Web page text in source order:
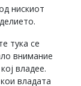
нискиот
тука се
внимание
владее.
владата